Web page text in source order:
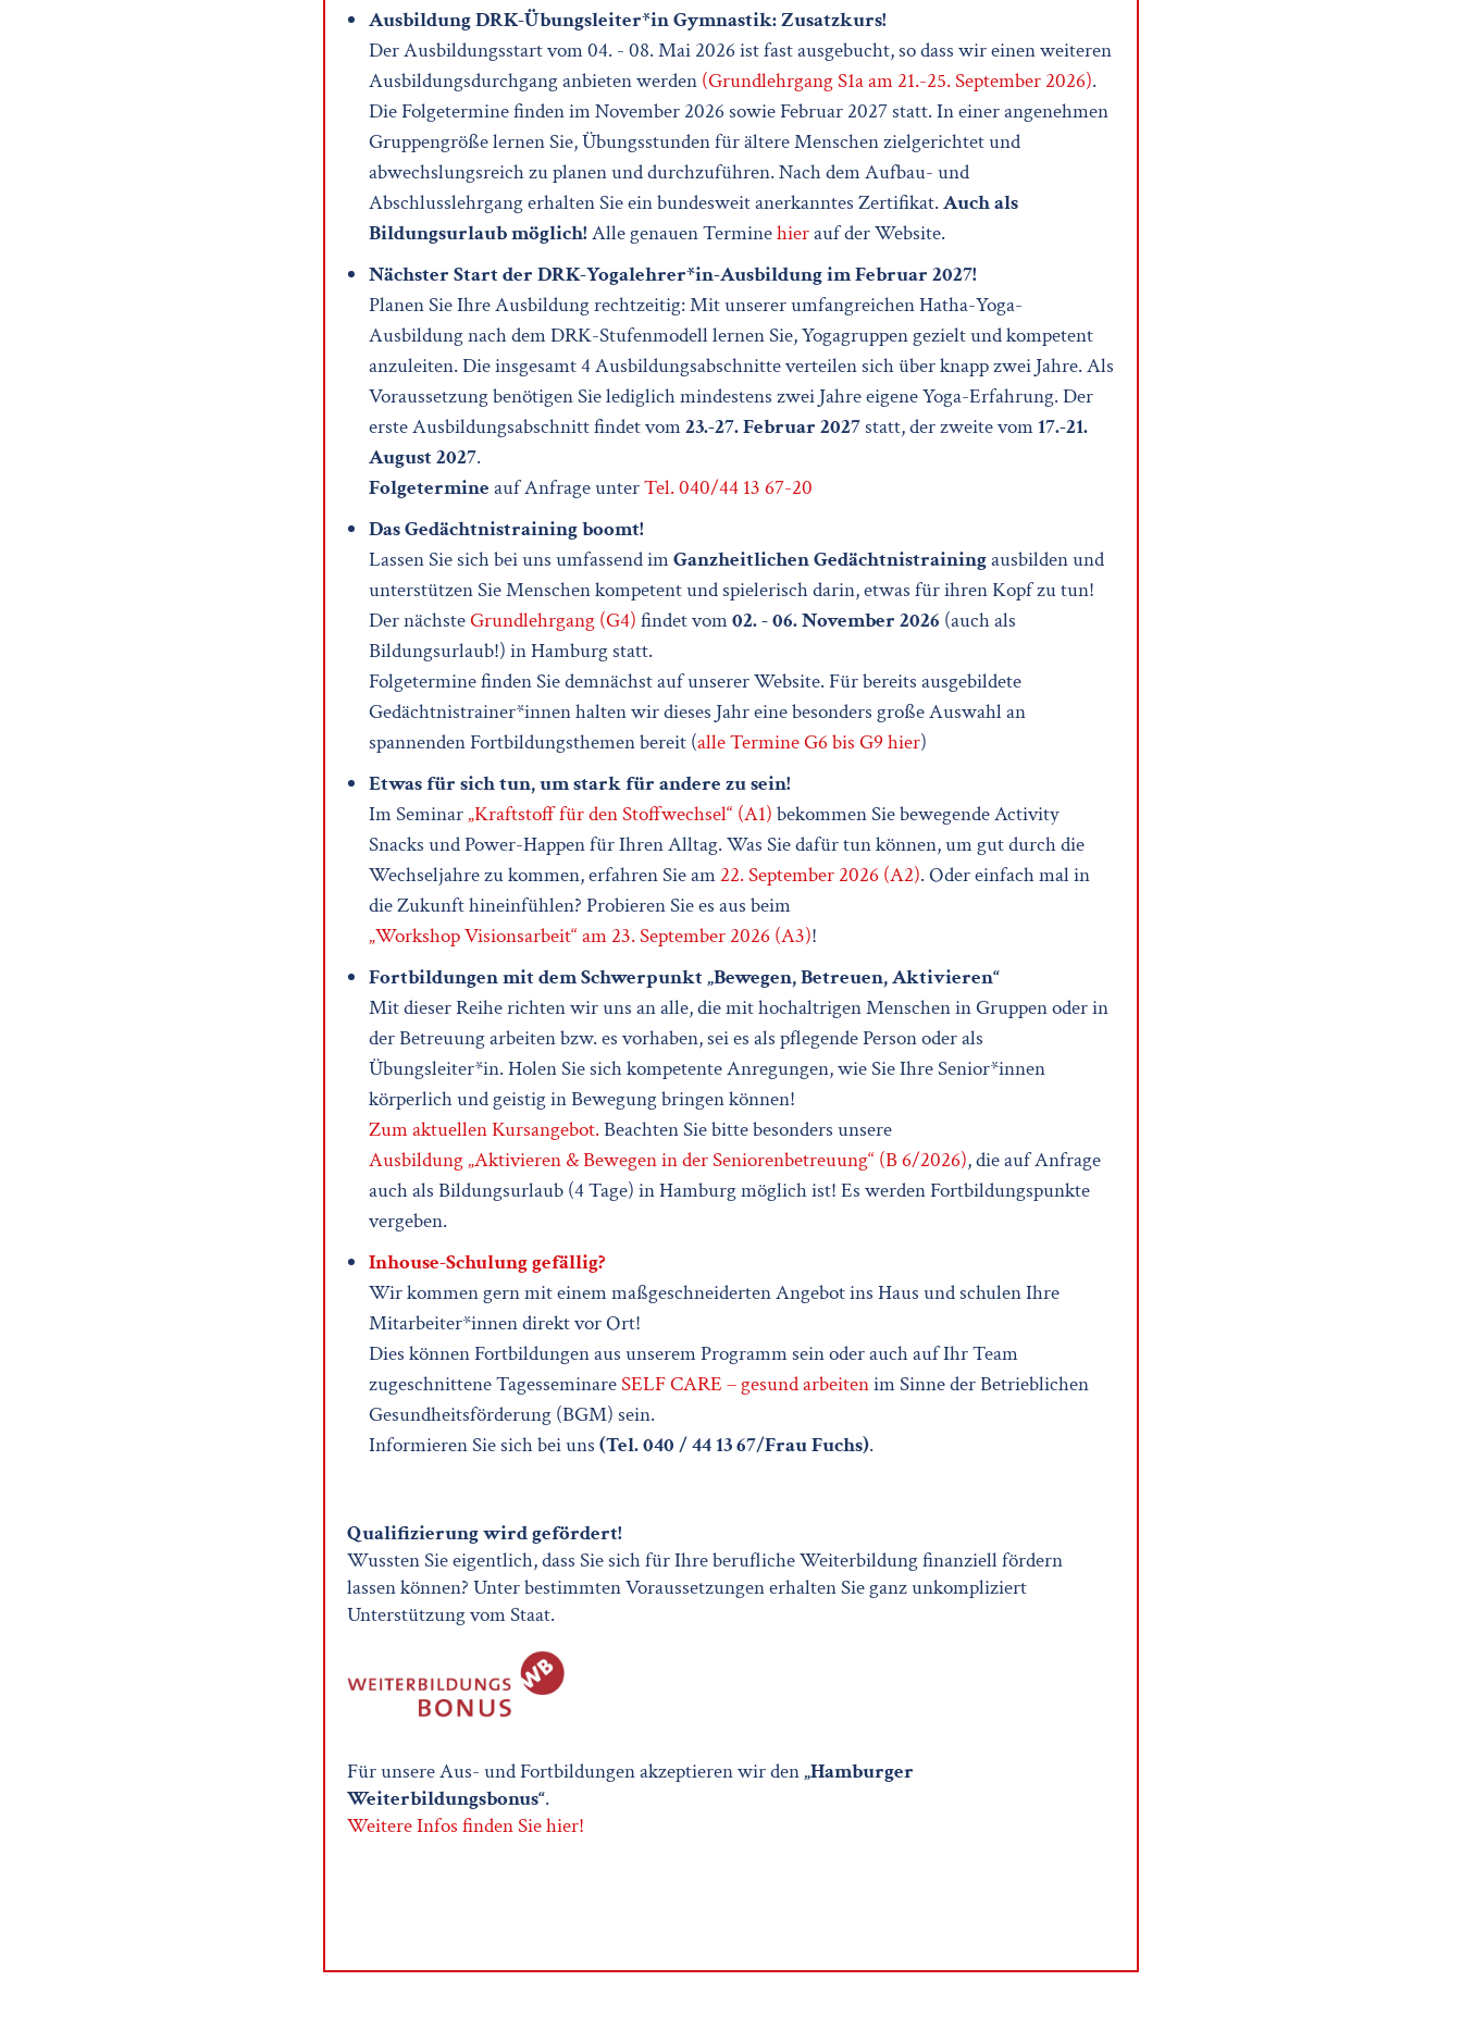
Ausbildung DRK-Übungsleiter*in Gymnastik: Zusatzkurs!
Der Ausbildungsstart vom 04. - 08. Mai 2026 ist fast ausgebucht, so dass wir einen weiteren
Ausbildungsdurchgang anbieten werden (Grundlehrgang S1a am 21.-25. September 2026).
Die Folgetermine finden im November 2026 sowie Februar 2027 statt. In einer angenehmen
Gruppengröße lernen Sie, Übungsstunden für ältere Menschen zielgerichtet und
abwechslungsreich zu planen und durchzuführen. Nach dem Aufbau- und
Abschlusslehrgang erhalten Sie ein bundesweit anerkanntes Zertifikat.Auch als
Bildungsurlaub möglich!Alle genauen Terminehierauf der Website.
Nächster Start der DRK-Yogalehrer*in-Ausbildung im Februar 2027!
Planen Sie Ihre Ausbildung rechtzeitig: Mit unserer umfangreichen Hatha-Yoga-
Ausbildung nach dem DRK-Stufenmodell lernen Sie, Yogagruppen gezielt und kompetent
anzuleiten. Die insgesamt 4 Ausbildungsabschnitte verteilen sich über knapp zwei Jahre. Als
Voraussetzung benötigen Sie lediglich mindestens zwei Jahre eigene Yoga-Erfahrung. Der
erste Ausbildungsabschnitt findet vom23.-27. Februar 2027statt, der zweite vom 17.-21.
August 2027.
Folgetermine auf Anfrage unterTel. 040/44 13 67-20
Das Gedächtnistraining boomt!
Lassen Sie sich bei uns umfassend imGanzheitlichen Gedächtnistrainingausbilden und
unterstützen Sie Menschen kompetent und spielerisch darin, etwas für ihren Kopf zu tun!
Der nächsteGrundlehrgang (G4) findet vom02. - 06. November 2026 (auch als
Bildungsurlaub!) in Hamburg statt.
Folgetermine finden Sie demnächst auf unserer Website. Für bereits ausgebildete
Gedächtnistrainer*innen halten wir dieses Jahr eine besonders große Auswahl an
spannenden Fortbildungsthemen bereit (alle Termine G6 bis G9 hier)
Etwas für sich tun, um stark für andere zu sein!
Im Seminar„Kraftstoff für den Stoffwechsel“ (A1) bekommen Sie bewegende Activity
Snacks und Power-Happen für Ihren Alltag. Was Sie dafür tun können, um gut durch die
Wechseljahre zu kommen, erfahren Sie am 22. September 2026 (A2). Oder einfach mal in
die Zukunft hineinfühlen? Probieren Sie es aus beim
„Workshop Visionsarbeit“ am 23. September 2026 (A3)!
Fortbildungen mit dem Schwerpunkt „Bewegen, Betreuen, Aktivieren“
Mit dieser Reihe richten wir uns an alle, die mit hochaltrigen Menschen in Gruppen oder in
der Betreuung arbeiten bzw. es vorhaben, sei es als pflegende Person oder als
Übungsleiter*in. Holen Sie sich kompetente Anregungen, wie Sie Ihre Senior*innen
körperlich und geistig in Bewegung bringen können!
Zum aktuellen Kursangebot.Beachten Sie bitte besonders unsere
Ausbildung „Aktivieren & Bewegen in der Seniorenbetreuung“ (B 6/2026), die auf Anfrage
auch als Bildungsurlaub (4 Tage) in Hamburg möglich ist! Es werden Fortbildungspunkte
vergeben.
Inhouse-Schulung gefällig?
Wir kommen gern mit einem maßgeschneiderten Angebot ins Haus und schulen Ihre
Mitarbeiter*innen direkt vor Ort!
Dies können Fortbildungen aus unserem Programm sein oder auch auf Ihr Team
zugeschnittene TagesseminareSELF CARE – gesund arbeitenim Sinne der Betrieblichen
Gesundheitsförderung (BGM) sein.
Informieren Sie sich bei uns (Tel. 040 / 44 13 67/Frau Fuchs).
Qualifizierung wird gefördert!
Wussten Sie eigentlich, dass Sie sich für Ihre berufliche Weiterbildung finanziell fördern
lassen können? Unter bestimmten Voraussetzungen erhalten Sie ganz unkompliziert
Unterstützung vom Staat.
Für unsere Aus- und Fortbildungen akzeptieren wir den„Hamburger
Weiterbildungsbonus“.
Weitere Infos finden Sie hier!